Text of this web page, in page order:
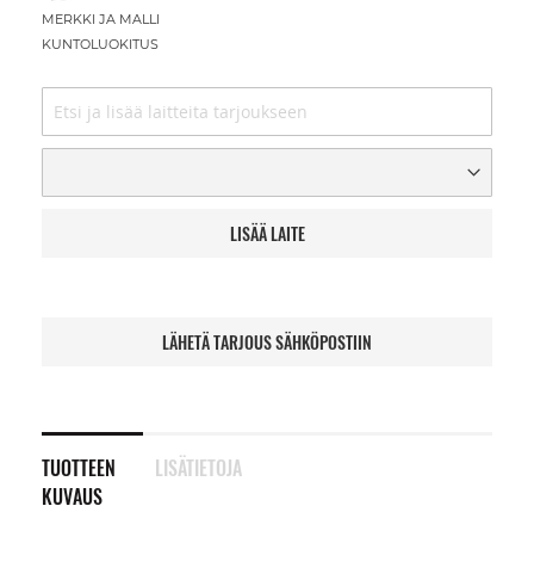
MERKKI JA MALLI
KUNTOLUOKITUS
LISÄÄ LAITE
LÄHETÄ TARJOUS SÄHKÖPOSTIIN
TUOTTEEN
KUVAUS
LISÄTIETOJA